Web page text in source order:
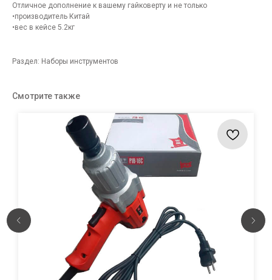
Отличное дополнение к вашему гайковерту и не только
•производитель Китай
•вес в кейсе 5.2кг
Раздел: Наборы инструментов
Смотрите также